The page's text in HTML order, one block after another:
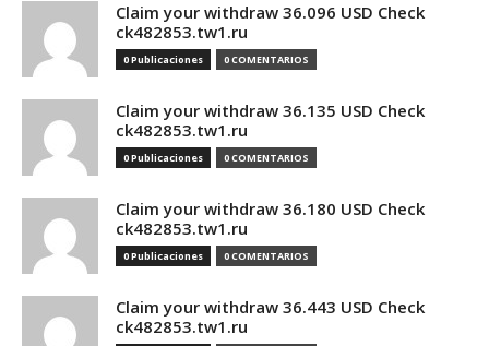
Claim your withdraw 36.096 USD Check
ck482853.tw1.ru
0 Publicaciones 0 COMENTARIOS
Claim your withdraw 36.135 USD Check
ck482853.tw1.ru
0 Publicaciones 0 COMENTARIOS
Claim your withdraw 36.180 USD Check
ck482853.tw1.ru
0 Publicaciones 0 COMENTARIOS
Claim your withdraw 36.443 USD Check
ck482853.tw1.ru